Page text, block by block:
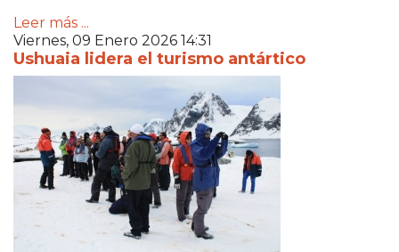
Leer más ...
Viernes, 09 Enero 2026 14:31
Ushuaia lidera el turismo antártico